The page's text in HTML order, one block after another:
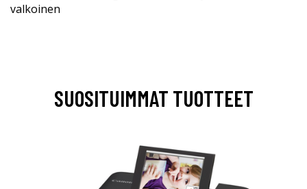
valkoinen
SUOSITUIMMAT TUOTTEET